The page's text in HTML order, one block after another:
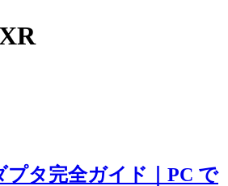
プタ完全ガイド｜PC で